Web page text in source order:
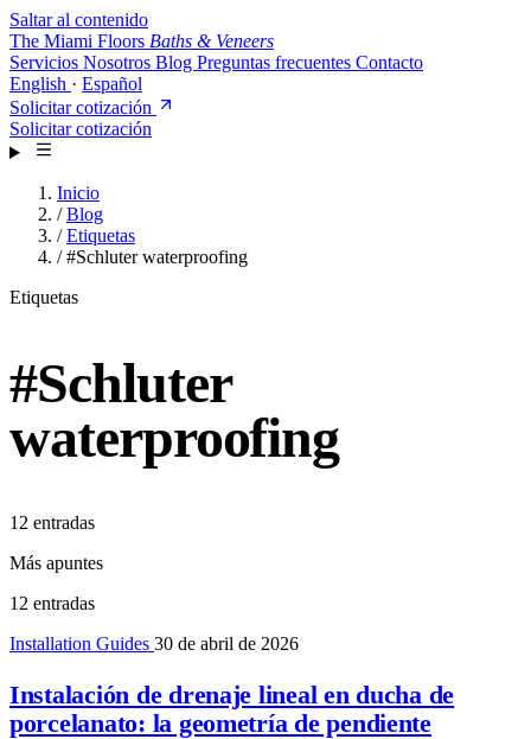
Saltar al contenido
The Miami Floors Baths & Veneers
Servicios Nosotros Blog Preguntas frecuentes Contacto
English · Español
Solicitar cotización
Solicitar cotización
Inicio
/ Blog
/ Etiquetas
/ #Schluter waterproofing
Etiquetas
#Schluter
waterproofing
12 entradas
Más apuntes
12 entradas
Installation Guides 30 de abril de 2026
Instalación de drenaje lineal en ducha de
porcelanato: la geometría de pendiente